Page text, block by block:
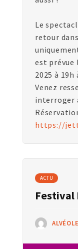
Le
retour
est prévue
2025 à
Venez
interroger
https://
ACTU
Festival